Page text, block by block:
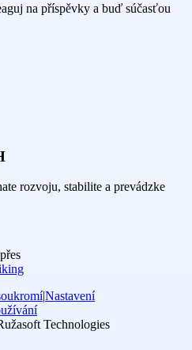
na příspěvky a buď súčasťou
rozvoju, stabilite a prevádzke
|Nastavení
Technologies